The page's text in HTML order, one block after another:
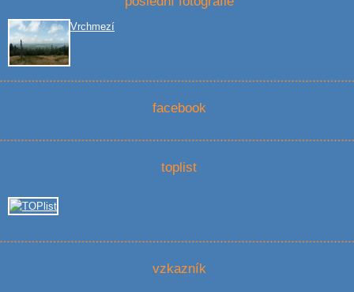
Vrchmezí
facebook
toplist
vzkazník